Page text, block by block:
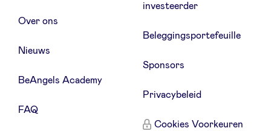
Over ons
Nieuws
BeAngels Academy
FAQ
investeerder
Beleggingsportefeuille
Sponsors
Privacybeleid
Cookies Voorkeuren